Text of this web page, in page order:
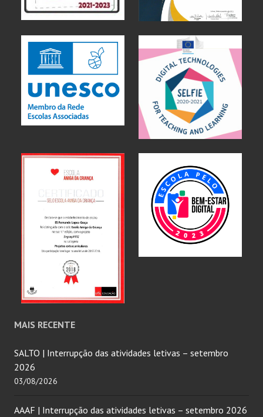
MAIS RECENTE
SALTO | Interrupção das atividades letivas – setembro
2026
03/08/2026
AAAF | Interrupção das atividades letivas – setembro 2026